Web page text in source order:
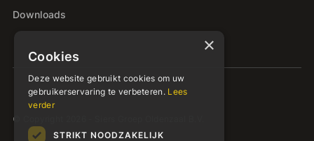
Downloads
© Copyright 2026 - Siers Groep Oldenzaal B.V.
×
Cookies
Deze website gebruikt cookies om uw
gebruikerservaring te verbeteren. Lees
verder
STRIKT NOODZAKELIJK